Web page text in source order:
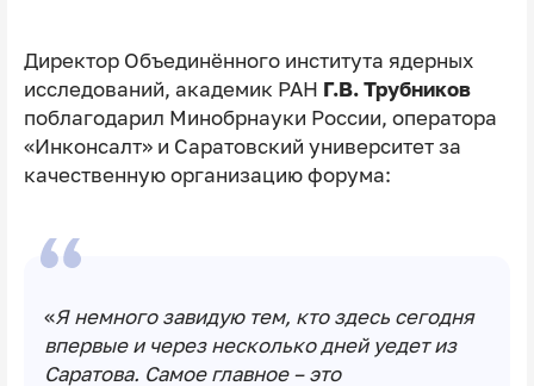
Директор Объединённого института ядерных
исследований, академик РАН Г.В. Трубников
поблагодарил Минобрнауки России, оператора
«Инконсалт» и Саратовский университет за
качественную организацию форума:
«Я немного завидую тем, кто здесь сегодня
впервые и через несколько дней уедет из
Саратова. Самое главное – это